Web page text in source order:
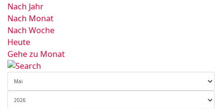
Nach Jahr
Nach Monat
Nach Woche
Heute
Gehe zu Monat